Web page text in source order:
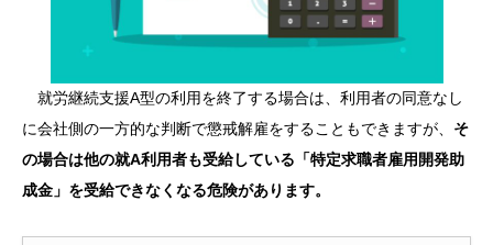
就労継続支援A型の利用を終了する場合は、利用者の同意なし
に会社側の一方的な判断で懲戒解雇をすることもできますが、 そ
の場合は他の就A利用者も受給している「特定求職者雇用開発助
成金」を受給できなくなる危険があります。